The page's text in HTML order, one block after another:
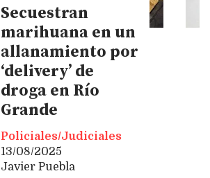
Secuestran
marihuana en un
allanamiento por
‘delivery’ de
droga en Río
Grande
Javier Puebla
Policiales/Judiciales
13/08/2025